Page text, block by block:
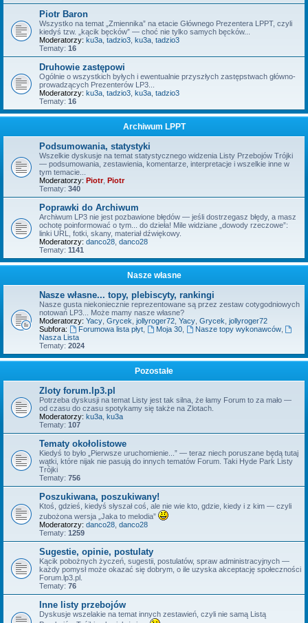
Piotr Baron
Wszystko na temat „Zmiennika” na etacie Głównego Prezentera LPPT, czyli
kiedyś tzw. „kącik bęcków” — choć nie tylko samych bęcków...
Moderatorzy: ku3a tadzio3 ku3a tadzio3
Tematy: 16
Druhowie zastępowi
Ogólnie o wszystkich byłych i ewentualnie przyszłych zastępstwach główno-
prowadzących Prezenterów LP3...
Moderatorzy: ku3a tadzio3 ku3a tadzio3
Tematy: 16
Archiwum LPPT
Podsumowania, statystyki
Wszelkie dyskusje na temat statystycznego widzenia Listy Przebojów Trójki
— podsumowania, zestawienia, komentarze, interpretacje i wszelkie inne w
tym temacie...
Moderatorzy: Piotr, Piotr
Tematy: 340
Poprawki do Archiwum
Archiwum LP3 nie jest pozbawione błędów — jeśli dostrzegasz błędy, a masz
ochotę poinformować o tym... do dzieła! Mile widziane „dowody rzeczowe”:
linki URL, fotki, skany, materiał dźwiękowy.
Moderatorzy: danco28 danco28
Tematy: 1141
Nasze własne
Nasze własne... topy, plebiscyty, rankingi
Nasze gusta niekoniecznie reprezentowane są przez zestaw cotygodniowych
notowań LP3... Może mamy nasze własne?
Moderatorzy: Yacy Grycek jollyroger72 Yacy Grycek jollyroger72
Subfora:
Forumowa lista płyt, Moja 30, Nasze topy wykonawców,
Nasza Lista
Tematy: 2024
Pozostałe
Zloty forum.lp3.pl
Potrzeba dyskusji na temat Listy jest tak silna, że łamy Forum to za mało —
od czasu do czasu spotykamy się także na Zlotach.
Moderatorzy: ku3a ku3a
Tematy: 107
Tematy okołolistowe
Kiedyś to było „Pierwsze uruchomienie...” — teraz niech poruszane będą tutaj
wątki, które nijak nie pasują do innych tematów Forum. Taki Hyde Park Listy
Trójki
Tematy: 756
Poszukiwana, poszukiwany!
Ktoś, gdzieś, kiedyś słyszał coś, ale nie wie kto, gdzie, kiedy i z kim — czyli
zubożona wersja „Jaka to melodia”
Moderatorzy: danco28 danco28
Tematy: 1259
Sugestie, opinie, postulaty
Kącik pobożnych życzeń, sugestii, postulatów, spraw administracyjnych —
każdy pomysł może okazać się dobrym, o ile uzyska akceptację społeczności
Forum.lp3.pl.
Tematy: 76
Inne listy przebojów
Dyskusje wszelakie na temat innych zestawień, czyli nie samą Listą